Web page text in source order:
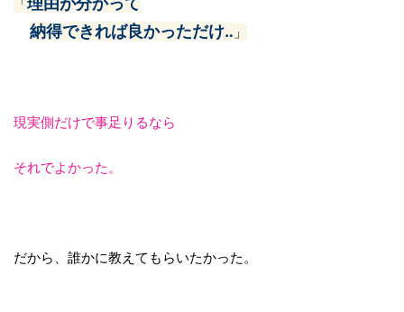
「
納得できれば良かっただけ‥ 」
現実側だけで事足りるなら
それでよかった。
だから、誰かに教えてもらいたかった。